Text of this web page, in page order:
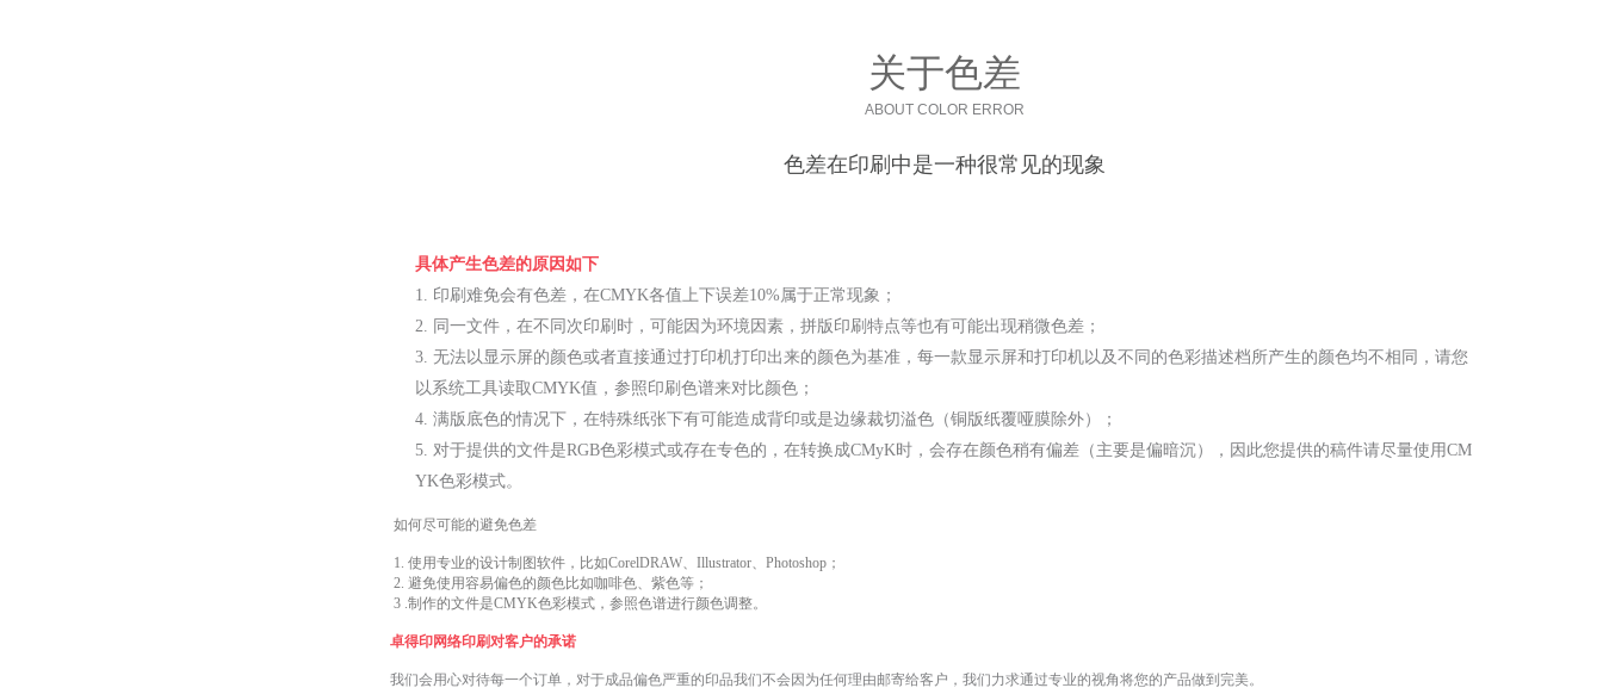
关于色差
ABOUT COLOR ERROR
色差在印刷中是一种很常见的现象
具体产生色差的原因如下
1. 印刷难免会有色差，在CMYK各值上下误差10%属于正常现象；
2. 同一文件，在不同次印刷时，可能因为环境因素，拼版印刷特点等也有可能出现稍微色差；
3. 无法以显示屏的颜色或者直接通过打印机打印出来的颜色为基准，每一款显示屏和打印机以及不同的色彩描述档所产生的颜色均不相同，请您
以系统工具读取CMYK值，参照印刷色谱来对比颜色；
4. 满版底色的情况下，在特殊纸张下有可能造成背印或是边缘裁切溢色（铜版纸覆哑膜除外）；
5. 对于提供的文件是RGB色彩模式或存在专色的，在转换成CMyK时，会存在颜色稍有偏差（主要是偏暗沉），因此您提供的稿件请尽量使用CM
YK色彩模式。
如何尽可能的避免色差
1. 使用专业的设计制图软件，比如CorelDRAW、Illustrator、Photoshop；
2. 避免使用容易偏色的颜色比如咖啡色、紫色等；
3 .制作的文件是CMYK色彩模式，参照色谱进行颜色调整。
卓得印网络印刷对客户的承诺
我们会用心对待每一个订单，对于成品偏色严重的印品我们不会因为任何理由邮寄给客户，我们力求通过专业的视角将您的产品做到完美。